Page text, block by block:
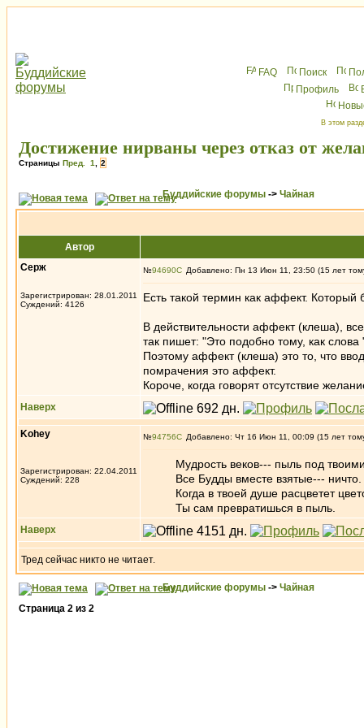
FAQ Поиск
Профиль
В этом
Достижение нирваны через отказ от
Страницы Пред. 1 2
Буддийские форумы -> Чайная
Автор
Серж
Зарегистрирован: 28.01.2011
Суждений: 4126
№94690 Добавлено: Пн 13 Июн 11, 23:50 (15 лет
Есть такой термин как аффект.
В действительности аффект (клеша),
так пишет: "Это подобно тому, как
Поэтому аффект (клеша) это то, что
помрачения это аффект.
Короче, когда говорят отсутствие
Наверх
Kohey
Зарегистрирован: 22.04.2011
Суждений: 228
№94756 Добавлено: Чт 16 Июн 11, 00:09 (15 лет
Мудрость веков--- пыль под твоими
Все Будды вместе взятые--- ничто.
Когда в твоей душе расцветет
Ты сам превратишься в пыль.
Наверх
Тред сейчас никто не читает.
Буддийские форумы -> Чайная
Страница 2 из 2